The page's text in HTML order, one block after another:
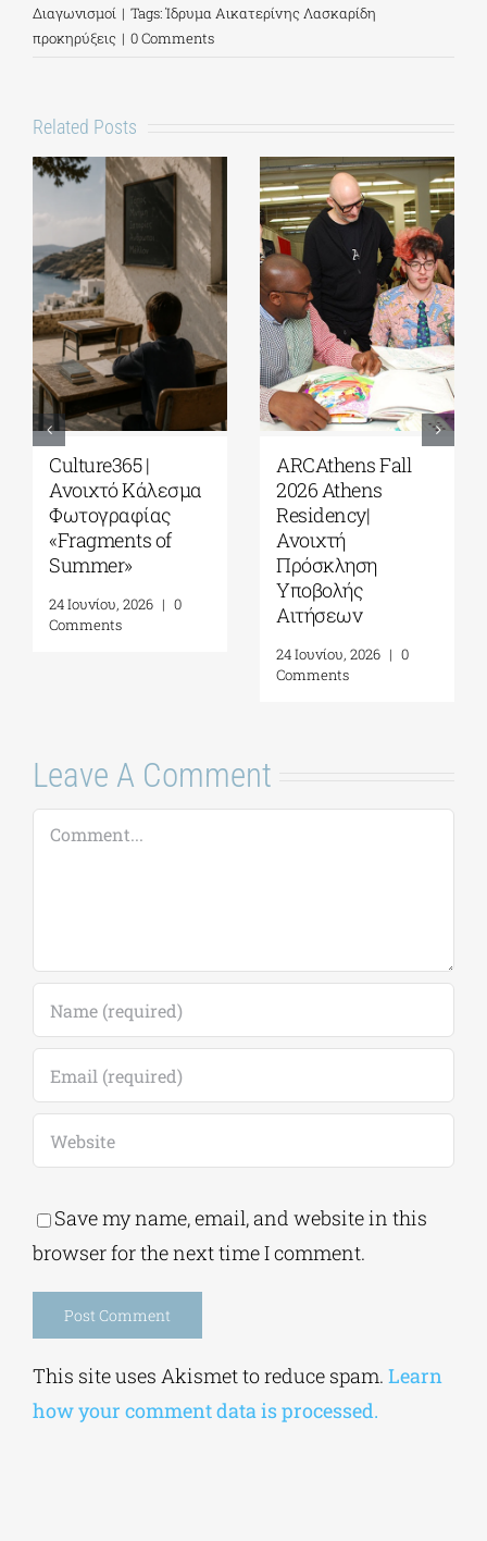
Διαγωνισμοί | Tags:Ίδρυμα Αικατερίνης Λασκαρίδη
προκηρύξεις | 0 Comments
Related Posts
ARCAthens Fall
2026 Athens
Residency|
Ανοιχτή
Πρόσκληση
Αιτήσεων
Παράταση
υποβολής
αιτήσεων για το 5ο
Πρόγραμμα
Ερευνητικής
Φιλοξενίας
(Residency) του
Μαμιδάκη
Leave A Comment
Comment
Save my name, email, and website in this
Alternative:
This site uses Akismet to reduce spam.